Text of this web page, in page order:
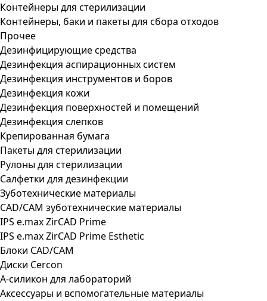
Контейнеры для стерилизации
Контейнеры, баки и пакеты для сбора отходов
Прочее
Дезинфицирующие средства
Дезинфекция аспирационных систем
Дезинфекция инструментов и боров
Дезинфекция кожи
Дезинфекция поверхностей и помещений
Дезинфекция слепков
Крепированная бумага
Пакеты для стерилизации
Рулоны для стерилизации
Салфетки для дезинфекции
Зуботехнические материалы
CAD/CAM зуботехнические материалы
IPS e.max ZirCAD Prime
IPS e.max ZirCAD Prime Esthetic
Блоки CAD/CAM
Диски Cercon
А-силикон для лабораторий
Аксессуары и вспомогательные материалы